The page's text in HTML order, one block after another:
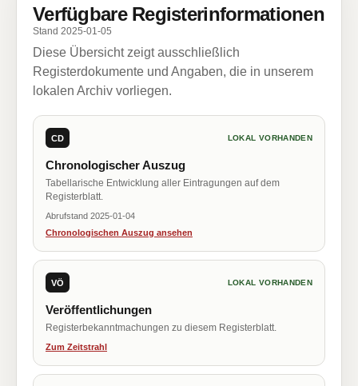
Verfügbare Registerinformationen
Stand 2025-01-05
Diese Übersicht zeigt ausschließlich
Registerdokumente und Angaben, die in unserem
lokalen Archiv vorliegen.
CD LOKAL VORHANDEN
Chronologischer Auszug
Tabellarische Entwicklung aller Eintragungen auf dem
Registerblatt.
Abrufstand 2025-01-04
Chronologischen Auszug ansehen
VÖ LOKAL VORHANDEN
Veröffentlichungen
Registerbekanntmachungen zu diesem Registerblatt.
Zum Zeitstrahl